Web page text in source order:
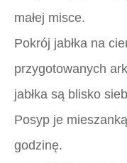
małej misce.
Pokrój jabłka na
przygotowanych
jabłka są blisko
Posyp je
godzinę.